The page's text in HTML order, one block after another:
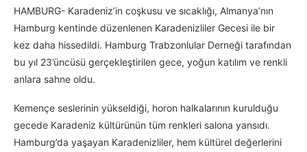
HAMBURG- Karadeniz’in coşkusu ve sıcaklığı, Almanya’nın
Hamburg kentinde düzenlenen Karadenizliler Gecesi ile bir
kez daha hissedildi. Hamburg Trabzonlular Derneği tarafından
bu yıl 23’üncüsü gerçekleştirilen gece, yoğun katılım ve renkli
anlara sahne oldu.
Kemençe seslerinin yükseldiği, horon halkalarının kurulduğu
gecede Karadeniz kültürünün tüm renkleri salona yansıdı.
Hamburg’da yaşayan Karadenizliler, hem kültürel değerlerini